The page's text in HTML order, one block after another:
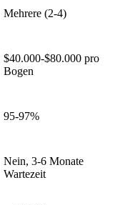
Mehrere (2-4)
$40.000-$80.000 pro
Bogen
95-97%
Nein, 3-6 Monate
Wartezeit